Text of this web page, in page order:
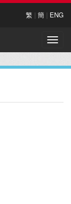
繁 | 簡 | ENG
Toggle